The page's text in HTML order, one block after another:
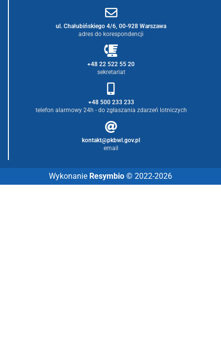
ul. Chałubińskiego 4/6, 00-928 Warszawa
adres do korespondencji
+48 22 522 55 20
sekretariat
+48 500 233 233
telefon alarmowy 24h - do zgłaszania zdarzeń lotniczych
kontakt@pkbwl.gov.pl
email
Wykonanie Resymbio © 2022-2026